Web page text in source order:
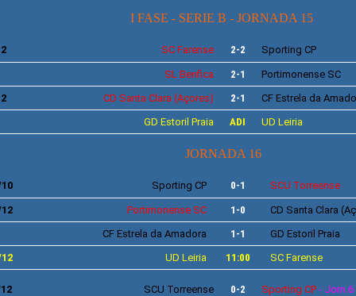
I FASE - SERIE B - JORNADA 15
SC Farense 2-2 Sporting CP
SL Benfica 2-1 Portimonense SC
CD Santa Clara (Açores) 2-1 CF Estrela da
GD Estoril Praia ADI UD Leiria
JORNADA 16
Sporting CP 0-1 SCU Torreense
PortimonenseSC 1-0 CD Santa Clara
CF Estrela da Amadora 1-1 GD Estoril Praia
UD Leiria 11:00 SC Farense
SCU Torreense 0-2 Sporting CP - Jorn.6